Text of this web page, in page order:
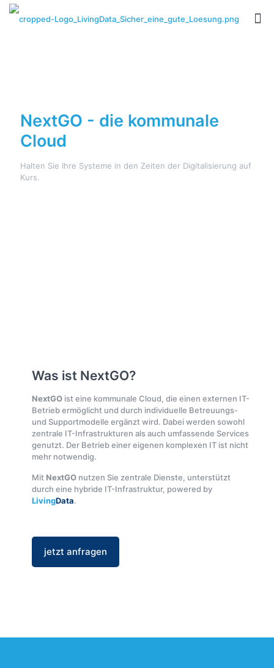
NextGO - die kommunale
Cloud
Halten Sie Ihre Systeme in den Zeiten der Digitalisierung auf
Kurs.
Was ist NextGO?
NextGO ist eine kommunale Cloud, die einen externen IT-
Betrieb ermöglicht und durch individuelle Betreuungs-
und Supportmodelle ergänzt wird. Dabei werden sowohl
zentrale IT-Infrastrukturen als auch umfassende Services
genutzt. Der Betrieb einer eigenen komplexen IT ist nicht
mehr notwendig.
Mit NextGO nutzen Sie zentrale Dienste, unterstützt
durch eine hybride IT-Infrastruktur, powered by
LivingData.
jetzt anfragen